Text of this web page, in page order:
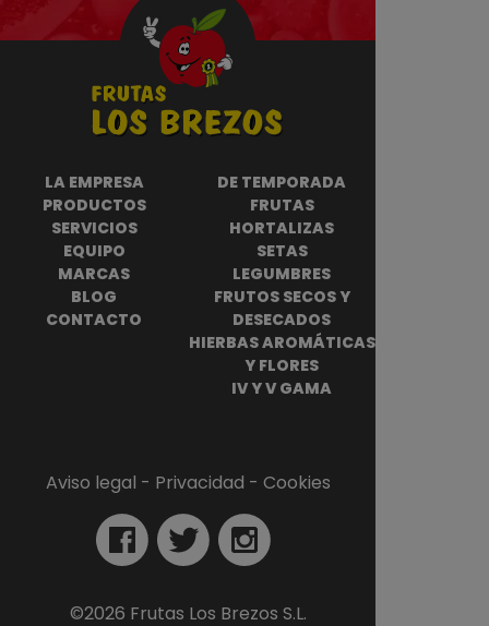
LA EMPRESA
PRODUCTOS
SERVICIOS
EQUIPO
MARCAS
BLOG
CONTACTO
DE TEMPORADA
FRUTAS
HORTALIZAS
SETAS
LEGUMBRES
FRUTOS SECOS Y
DESECADOS
HIERBAS AROMÁTICAS
Y FLORES
IV Y V GAMA
Aviso legal - Privacidad - Cookies
©2026 Frutas Los Brezos S.L.